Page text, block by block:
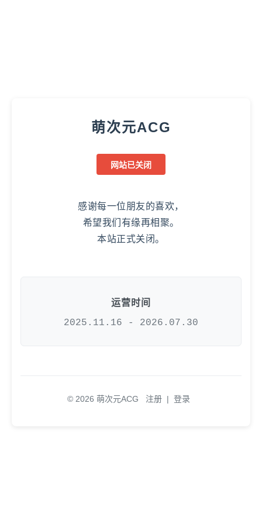
萌次元ACG
网站已关闭
感谢每一位朋友的喜欢，
希望我们有缘再相聚。
本站正式关闭。
运营时间
2025.11.16 - 2026.07.30
© 2026 萌次元ACG 注册 | 登录